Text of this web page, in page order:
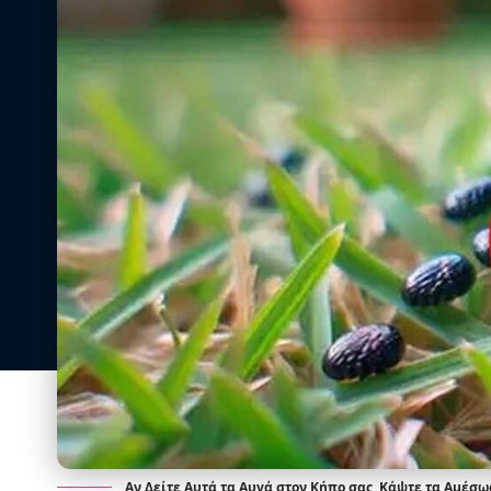
Αν Δείτε Αυτά τα Αυγά στον Κήπο σας, Κάψτε τα